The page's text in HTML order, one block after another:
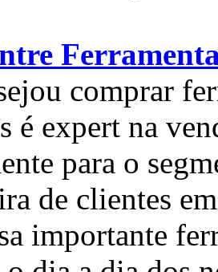
comprar
é expert na
para o
de clientes
importante